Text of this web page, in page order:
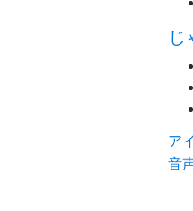
じ
ア
音